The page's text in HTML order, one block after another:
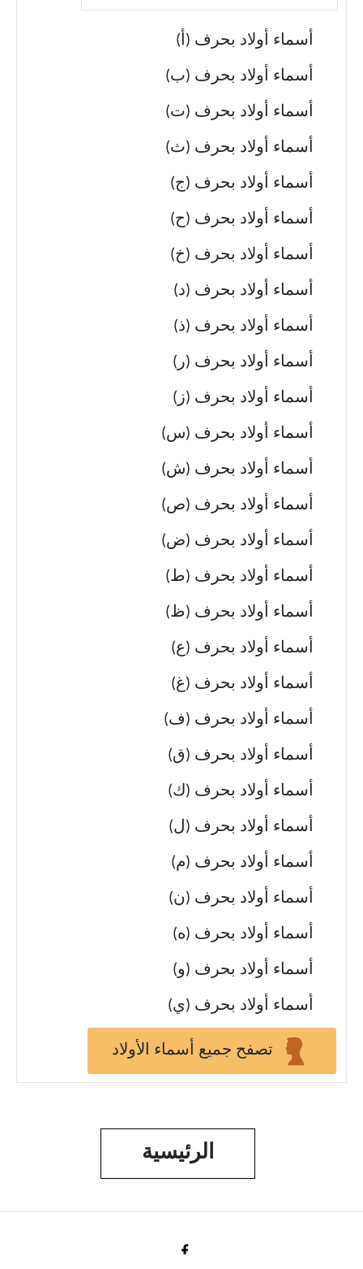
أسماء أولاد بحرف (أ)
أسماء أولاد بحرف (ب)
أسماء أولاد بحرف (ت)
أسماء أولاد بحرف (ث)
أسماء أولاد بحرف (ج)
أسماء أولاد بحرف (ح)
أسماء أولاد بحرف (خ)
أسماء أولاد بحرف (د)
أسماء أولاد بحرف (ذ)
أسماء أولاد بحرف (ر)
أسماء أولاد بحرف (ز)
أسماء أولاد بحرف (س)
أسماء أولاد بحرف (ش)
أسماء أولاد بحرف (ص)
أسماء أولاد بحرف (ض)
أسماء أولاد بحرف (ط)
أسماء أولاد بحرف (ظ)
أسماء أولاد بحرف (ع)
أسماء أولاد بحرف (غ)
أسماء أولاد بحرف (ف)
أسماء أولاد بحرف (ق)
أسماء أولاد بحرف (ك)
أسماء أولاد بحرف (ل)
أسماء أولاد بحرف (م)
أسماء أولاد بحرف (ن)
أسماء أولاد بحرف (ه)
أسماء أولاد بحرف (و)
أسماء أولاد بحرف (ي)
تصفح جميع أسماء الأولاد
الرئيسية
Fac